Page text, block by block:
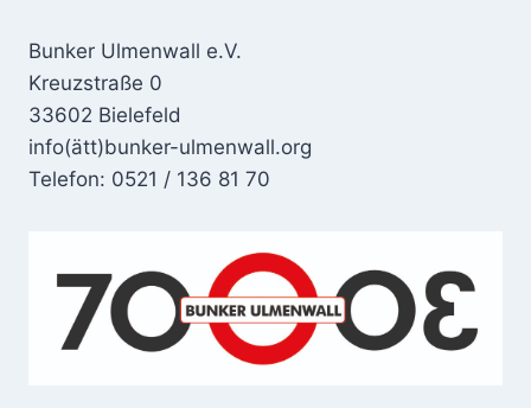
Bunker Ulmenwall e.V.
Kreuzstraße 0
33602 Bielefeld
info(ätt)bunker-ulmenwall.org
Telefon: 0521 / 136 81 70